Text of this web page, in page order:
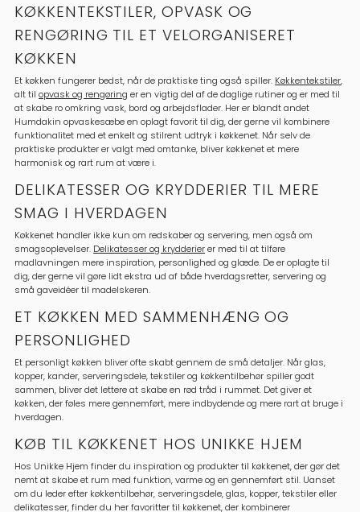
KØKKENTEKSTILER, OPVASK OG
RENGØRING TIL ET VELORGANISERET
KØKKEN
Et køkken fungerer bedst, når de praktiske ting også spiller. Køkkentekstiler,
alt tilopvask og rengøring er en vigtig del af de daglige rutiner og er med til
at skabe ro omkring vask, bord og arbejdsflader. Her er blandt andet
Humdakin opvaskesæbe en oplagt favorit til dig, der gerne vil kombinere
funktionalitet med et enkelt og stilrent udtryk i køkkenet. Når selv de
praktiske produkter er valgt med omtanke, bliver køkkenet et mere
harmonisk og rart rum at være i.
DELIKATESSER OG KRYDDERIER TIL MERE
SMAG I HVERDAGEN
Køkkenet handler ikke kun om redskaber og servering, men også om
smagsoplevelser. Delikatesser og krydderierer med til at tilføre
madlavningen mere inspiration, personlighed og glæde. De er oplagte til
dig, der gerne vil gøre lidt ekstra ud af både hverdagsretter, servering og
små gaveidéer til madelskeren.
ET KØKKEN MED SAMMENHÆNG OG
PERSONLIGHED
Et personligt køkken bliver ofte skabt gennem de små detaljer. Når glas,
kopper, kander, serveringsdele, tekstiler og køkkentilbehør spiller godt
sammen, bliver det lettere at skabe en rød tråd i rummet. Det giver et
køkken, der føles mere gennemført, mere indbydende og mere rart at bruge i
hverdagen.
KØB TIL KØKKENET HOS UNIKKE HJEM
Hos Unikke Hjem finder du inspiration og produkter til køkkenet, der gør det
nemt at skabe et rum med funktion, varme og en gennemført stil. Uanset
om du leder efter køkkentilbehør, serveringsdele, glas, kopper, tekstiler eller
delikatesser, finder du her favoritter til køkkenet, der kombinerer